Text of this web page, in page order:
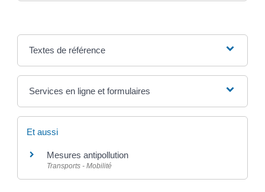
Textes de référence
Services en ligne et formulaires
Et aussi
Mesures antipollution
Transports - Mobilité